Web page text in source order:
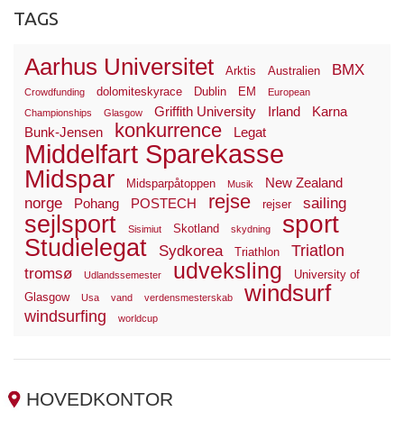
TAGS
Aarhus Universitet Arktis Australien BMX
Crowdfunding dolomiteskyrace Dublin EM
European
Championships
Glasgow Griffith University Irland
Karna
Bunk-Jensen
konkurrence Legat
Middelfart Sparekasse
Midspar Midsparpåtoppen Musik New Zealand
norge Pohang POSTECH rejse rejser sailing
sejlsport Sisimiut Skotland skydning sport
Studielegat Sydkorea Triathlon Triatlon
tromsø Udlandssemester udveksling
University of
Glasgow
Usa vand verdensmesterskab windsurf
windsurfing worldcup
HOVEDKONTOR